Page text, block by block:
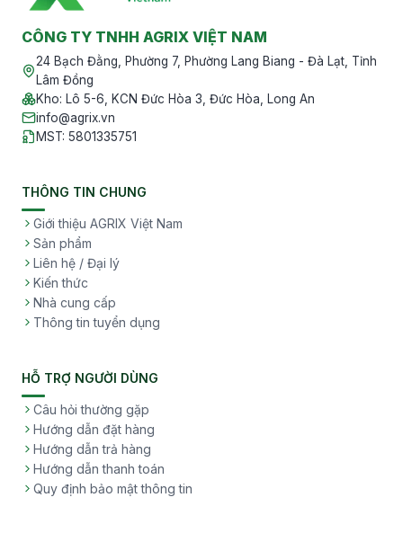
CÔNG TY TNHH AGRIX VIỆT NAM
24 Bạch Đằng, Phường 7, Phường Lang Biang - Đà Lạt, Tỉnh
Lâm Đồng
Kho: Lô 5-6, KCN Đức Hòa 3, Đức Hòa, Long An
info@agrix.vn
MST: 5801335751
THÔNG TIN CHUNG
Giới thiệu AGRIX Việt Nam
Sản phẩm
Liên hệ / Đại lý
Kiến thức
Nhà cung cấp
Thông tin tuyển dụng
HỖ TRỢ NGƯỜI DÙNG
Câu hỏi thường gặp
Hướng dẫn đặt hàng
Hướng dẫn trả hàng
Hướng dẫn thanh toán
Quy định bảo mật thông tin